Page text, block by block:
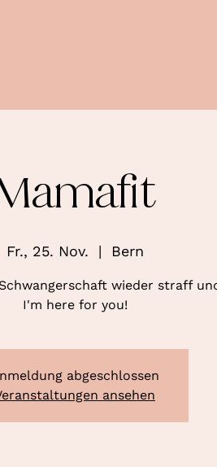
Fr., 25. Nov.
  |
Bern
wieder straff
I'm here for you!
abgeschlossen
ansehen